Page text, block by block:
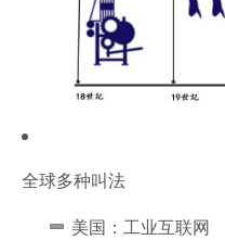
全球多种叫法
美国：工业互联网